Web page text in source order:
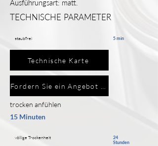
Ausführungsart: matt.
TECHNISCHE PARAMETER
Technische Karte
Fordern Sie ein Angebot an
staubfrei 5 min
trocken anfühlen
15 Minuten
völlige Trockenheit
24
Stunden